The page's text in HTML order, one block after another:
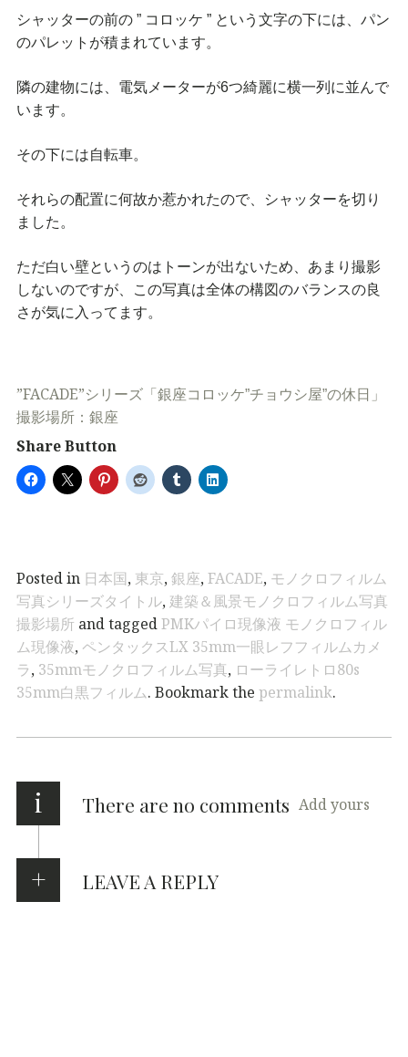
シャッターの前の ” コロッケ ” という文字の下には、パン
のパレットが積まれています。
隣の建物には、電気メーターが6つ綺麗に横一列に並んで
います。
その下には自転車。
それらの配置に何故か惹かれたので、シャッターを切り
ました。
ただ白い壁というのはトーンが出ないため、あまり撮影
しないのですが、この写真は全体の構図のバランスの良
さが気に入ってます。
”FACADE”シリーズ「銀座コロッケ”チョウシ屋”の休日」
撮影場所：銀座
Share Button
Posted in 日本国, 東京,銀座,FACADE, モノクロフィルム
写真シリーズタイトル, 建築＆風景モノクロフィルム写真
撮影場所 and taggedPMKパイロ現像液 モノクロフィル
ム現像液, ペンタックスLX 35mm一眼レフフィルムカメ
ラ, 35mmモノクロフィルム写真, ローライレトロ80s
35mm白黒フィルム. Bookmark the permalink.
i There are no comments Add yours
LEAVE A REPLY